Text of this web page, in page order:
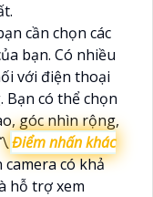
cần chọn các
bạn. Có nhiều
với điện thoại
Bạn có thể chọn
góc nhìn rộng,
Điểm nhấn khác
có khả
hỗ trợ xem